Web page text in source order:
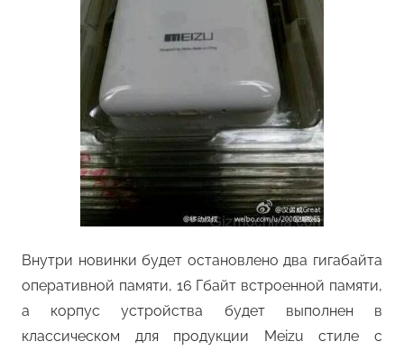
Внутри новинки будет остановлено два гигабайта
оперативной памяти, 16 Гбайт встроенной памяти,
а корпус устройства будет выполнен в
классическом для продукции Meizu стиле с